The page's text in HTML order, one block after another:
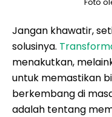
Jangan khawatir,
solusinya.
menakutkan,
untuk memastikan
berkembang di
adalah tentang